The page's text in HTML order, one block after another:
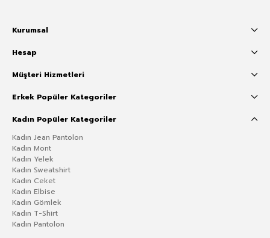
Kurumsal
Hesap
Müşteri Hizmetleri
Erkek Popüler Kategoriler
Kadın Popüler Kategoriler
Kadın Jean Pantolon
Kadın Mont
Kadın Yelek
Kadın Sweatshirt
Kadın Ceket
Kadın Elbise
Kadın Gömlek
Kadın T-Shirt
Kadın Pantolon